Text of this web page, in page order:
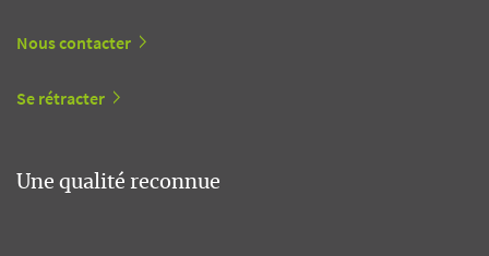
Nous contacter
Se rétracter
Une qualité reconnue